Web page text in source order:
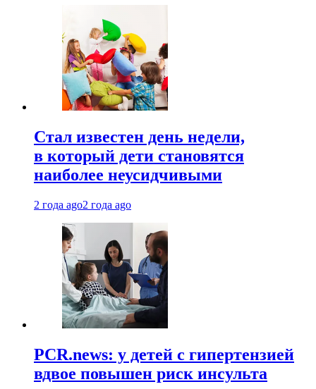
Стал известен день недели,
в который дети становятся
наиболее неусидчивыми
2 года ago2 года ago
PCR.news: у детей с гипертензией
вдвое повышен риск инсульта